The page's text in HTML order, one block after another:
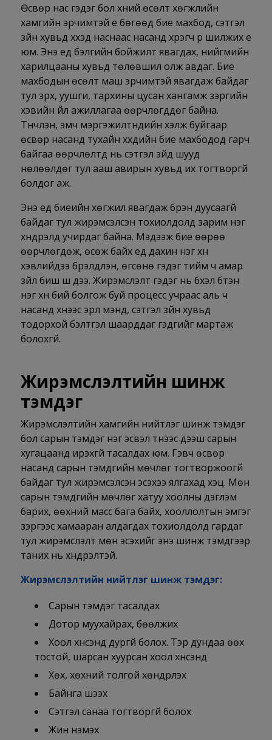
Өсвөр нас гэдэг бол хүний өсөлт хөгжлийн
хамгийн эрчимтэй үе бөгөөд бие махбод, сэтгэл
зүйн хувьд хүүхэд наснаас насанд хүрэгч рүү шилжих үе
юм. Энэ үед бэлгийн бойжилт явагдах, нийгмийн
харилцааны хувьд төлөвшил олж авдаг. Бие
махбодын өсөлт маш эрчимтэй явагдаж байдаг
тул зүрх, уушги, тархины цусан хангамж зэргийн
хэвийн үйл ажиллагаа өөрчлөгддөг байна.
Түүнчлэн, эмч мэргэжилтнүүдийн хэлж буйгаар
өсвөр насанд тухайн хүүхдийн бие махбодод гарч
байгаа өөрчлөлтүүд нь сэтгэл зүйд шууд
нөлөөлдөг тул ааш авирын хувьд их тогтворгүй
болдог аж.
Энэ үед биеийн хөгжил явагдаж бүрэн дуусаагүй
байдаг тул жирэмсэлсэн тохиолдолд зарим нэг
хүндрэлүүд учирдаг байна. Мэдээж бие өөрөө
өөрчлөгдөж, өсөж байх үед дахин нэг хүн
хэвлийдээ бүрэлдүүлэн, өгсөнө гэдэг тийм ч амар
зүйл биш шүү дээ. Жирэмслэлт гэдэг нь бүхэл бүтэн
нэг хүн бий болгож буй процесс учраас аль ч
насанд хүнээс эрүүл мэнд, сэтгэл зүйн хувьд
тодорхой бэлтгэл шаарддаг гэдгийг мартаж
болохгүй.
Жирэмслэлтийн шинж
тэмдэг
Жирэмслэлтийн хамгийн нийтлэг шинж тэмдэг
бол сарын тэмдэг нэг эсвэл түүнээс дээш сарын
хугацаанд ирэхгүй тасалдах юм. Гэвч өсвөр
насанд сарын тэмдгийн мөчлөг тогтворжоогүй
байдаг тул жирэмсэлсэн эсэхээ ялгахад хэцүү. Мөн
сарын тэмдгийн мөчлөг хатуу хоолны дэглэм
барих, өөхний масс бага байх, хооллолтын эмгэг
зэргээс хамааран алдагдах тохиолдолд гардаг
тул жирэмслэлт мөн эсэхийг энэ шинж тэмдгээр
таних нь хүндрэлтэй.
Жирэмслэлтийн нийтлэг шинж тэмдэг:
Сарын тэмдэг тасалдах
Дотор муухайрах, бөөлжих
Хоол хүнсэнд дургүй болох. Тэр дундаа өөх
тостой, шарсан хуурсан хоол хүнсэнд
Хөх, хөхний толгой хөндүүрлэх
Байнга шээх
Сэтгэл санаа тогтворгүй болох
Жин нэмэх